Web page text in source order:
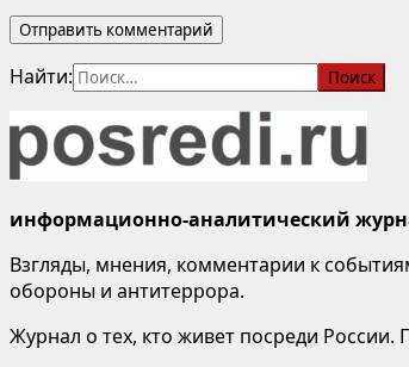
Найти:
информационно-аналитический
Взгляды, мнения, комментарии к
обороны и антитеррора.
Журнал о тех, кто живет посреди